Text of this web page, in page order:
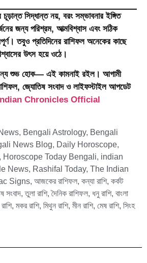
সিদ্ধান্ত নয়, বরং সম্ভাবনার ইঙ্গিত
জন্য পরিশ্রম, আত্মবিশ্বাস এবং সঠিক
তবুও প্রতিদিনের রাশিফল অনেকের কাছে
উৎস হয়ে ওঠে।
শুভ হোক— এই কামনাই রইল। আগামী
জ্যোতিষ সংবাদ ও লাইফস্টাইল আপডেট
Chronicles Official
, Bengali Astrology, Bengali
News Blog, Daily Horoscope,
, Horoscope Today Bengali, indian
News, Rashifal Today, The Indian
Signs, আজকের রাশিফল, কন্যা রাশি, কর্কট
সংবাদ,তুলা রাশি,দৈনিক রাশিফল, ধনু রাশি, বাংলা
, মকর রাশি, মিথুন রাশি, মীন রাশি, মেষ রাশি, সিংহ